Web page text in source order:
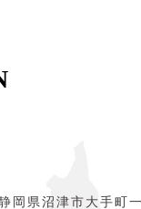
岡県沼津市大手町